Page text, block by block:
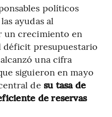
políticos
ayudas al
un crecimiento en
déficit presupuestario
una cifra
siguieron en mayo
de su tasa de
de reservas